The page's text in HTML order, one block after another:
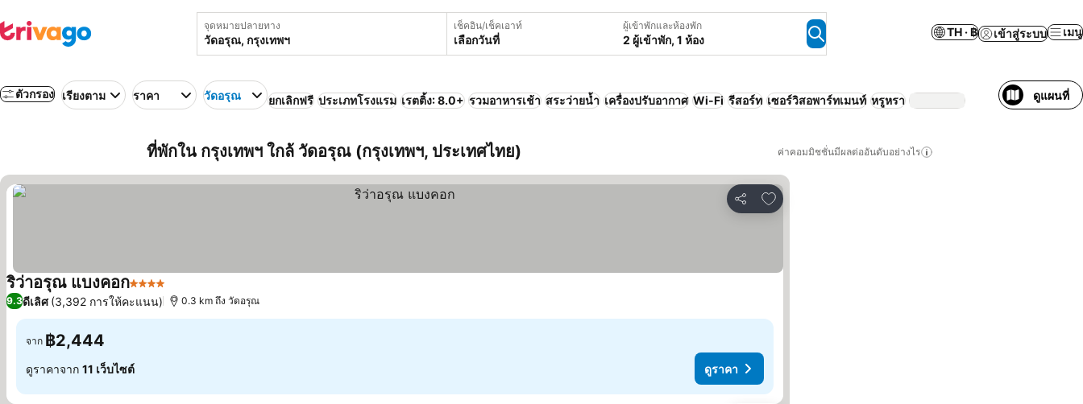
จุดหมายปลายทาง เช็คอิน/เช็คเอาท์
เลือกวันที่
ผู้เข้าพักและห้องพัก
2 ผู้เข้าพัก, 1 ห้อง
TH · ฿ เข้าสู่ระบบ เมนู
ตัวกรอง เรียงตาม ราคา วัดอรุณ ยกเลิกฟรี ประเภทโรงแรม เรตติ้ง: 8.0+ รวมอาหารเช้า สระว่ายน้ำ เครื่องปรับอากาศ Wi-Fi รีสอร์ท เซอร์วิสอพาร์ทเมนท์ หรูหรา ดูแผนที่
ที่พักใน กรุงเทพฯ ใกล้ วัดอรุณ (กรุงเทพฯ, ประเทศไทย) ค่าคอมมิชชั่นมีผลต่ออันดับอย่างไร
แชร์
เพิ่มในรายการโปรด
ริว่าอรุณ แบงคอก4 ดาว
9.3ดีเลิศ (3,392 การให้คะแนน) 0.3 km ถึง วัดอรุณ
จาก ฿2,444
ดูราคาจาก 11 เว็บไซต์ ดูราคา